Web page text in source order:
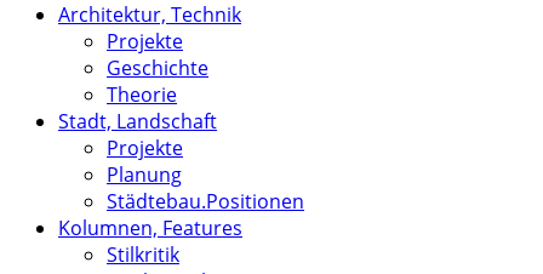
Architektur, Technik
Projekte
Geschichte
Theorie
Stadt, Landschaft
Projekte
Planung
Städtebau.Positionen
Kolumnen, Features
Stilkritik